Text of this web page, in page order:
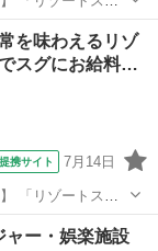
にお給料がもら
を味わえるリゾ
スグにお給料…
提携サイト 7月14日
いでスグにお給
ャー・娯楽施設